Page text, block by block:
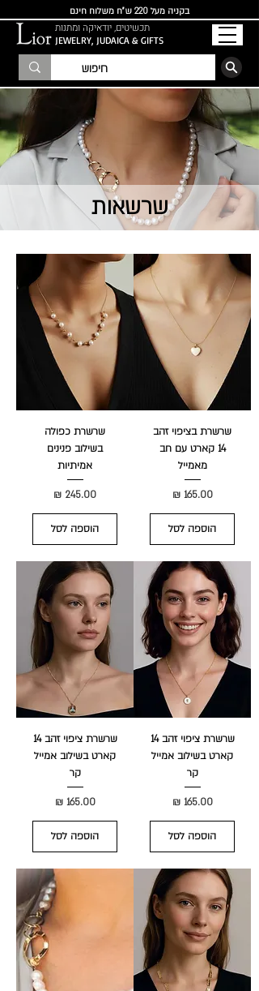
בקניה מעל 220 ש"ח משלוח חינם
תכשיטים, יודאיקה ומתנות
JEWELRY, JUDAICA & GIFTS
הרשמו לרשימת התפוצה
שרשאות
שרשרת בציפוי זהב
14 קארט עם חב
מאמייל
מחיר‏165.00 ‏₪
הוספה לסל
שרשרת כפולה
בשילוב פנינים
אמיתיות
מחיר
הוספה לסל
שרשרת ציפוי זהב 14
קארט בשילוב אמייל
קר
מחיר‏165.00 ‏₪
הוספה לסל
שרשרת ציפוי זהב 14
קארט בשילוב אמייל
קר
מחיר‏165.00 ‏₪
הוספה לסל